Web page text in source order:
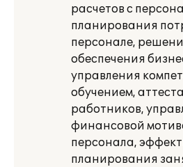
расчетов с
планирования
персонале,
обеспечения
управления
обучением,
работников,
финансовой
персонала,
планирования